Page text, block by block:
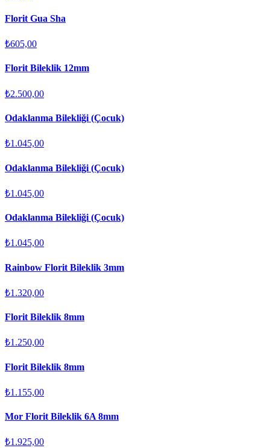
Florit Gua Sha
₺605,00
Florit Bileklik 12mm
₺2.500,00
Odaklanma Bilekliği (Çocuk)
₺1.045,00
Odaklanma Bilekliği (Çocuk)
₺1.045,00
Odaklanma Bilekliği (Çocuk)
₺1.045,00
Rainbow Florit Bileklik 3mm
₺1.320,00
Florit Bileklik 8mm
₺1.250,00
Florit Bileklik 8mm
₺1.155,00
Mor Florit Bileklik 6A 8mm
₺1.925,00